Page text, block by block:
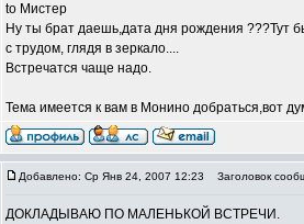
to Мистер
Ну ты брат даешь,дата дня рождения ???Тут
с трудом, глядя в зеркало....
Встречатся чаще надо.
Тема имеется к вам в Монино добраться,вот
Добавлено: Ср Янв 24, 2007 12:23 Заголовок
ДОКЛАДЫВАЮ ПО МАЛЕНЬКОЙ ВСТРЕЧИ.